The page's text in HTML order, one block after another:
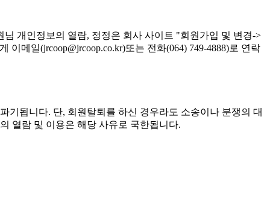
개인정보의 열람, 정정은 회사 사이트 "회원가입 및 변경->
메일(jrcoop@jrcoop.co.kr)또는 전화(064) 749-4888)로 연락
기됩니다. 단, 회원탈퇴를 하신 경우라도 소송이나 분쟁의 대
열람 및 이용은 해당 사유로 국한됩니다.